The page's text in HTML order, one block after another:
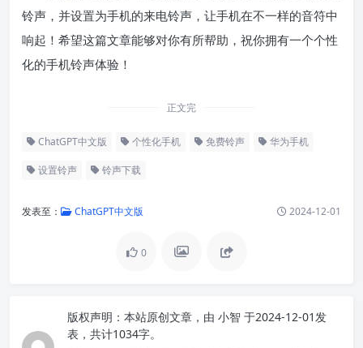
铃声，并设置为手机的来电铃声，让手机在不一样的音符中
响起！希望这篇文章能够对你有所帮助，祝你拥有一个个性
化的手机铃声体验！
正文完
ChatGPT中文版 个性化手机 免费铃声 华为手机
设置铃声 铃声下载
发表至： ChatGPT中文版 2024-12-01
0
版权声明： 本站原创文章，由 小智 于2024-12-01发
表，共计1034字。